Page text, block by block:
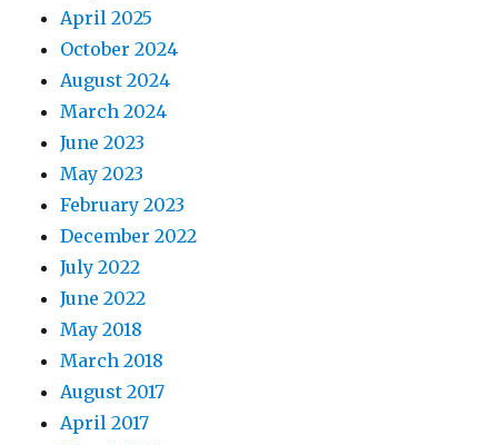
April 2025
October 2024
August 2024
March 2024
June 2023
May 2023
February 2023
December 2022
July 2022
June 2022
May 2018
March 2018
August 2017
April 2017